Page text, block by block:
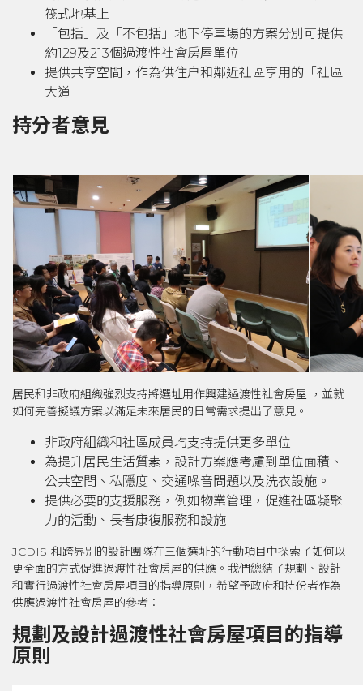
筏式地基上
「包括」及「不包括」地下停車場的方案分別可提供
約129及213個過渡性社會房屋單位
提供共享空間，作為供住户和鄰近社區享用的「社區
大道」
持分者意見
居民和非政府組織強烈支持將選址用作興建過渡性社會房屋 ，並就
如何完善擬議方案以滿足未來居民的日常需求提出了意見。
非政府組織和社區成員均支持提供更多單位
為提升居民生活質素，設計方案應考慮到單位面積、
公共空間、私隱度、交通噪音問題以及洗衣設施。
提供必要的支援服務，例如物業管理，促進社區凝聚
力的活動、長者康復服務和設施
JCDISI和跨界別的設計團隊在三個選址的行動項目中探索了如何以
更全面的方式促進過渡性社會房屋的供應。我們總結了規劃、設計
和實行過渡性社會房屋項目的指導原則，希望予政府和持份者作為
供應過渡性社會房屋的參考：
規劃及設計過渡性社會房屋項目的指導
原則